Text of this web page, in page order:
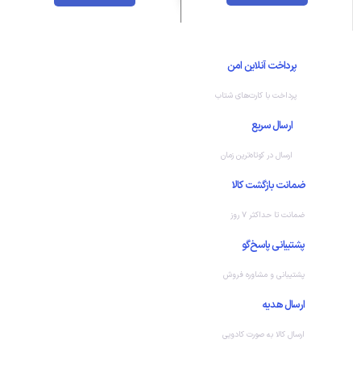
پرداخت آنلاین امن
پرداخت با کارت‌های شتاب
ارسال سریع
ارسال در کوتاه‌ترین زمان
ضمانت بازگشت کالا
ضمانت تا حداکثر ۷ روز
پشتیبانی پاسخ‌گو
پشتیبانی و مشاوره فروش
ارسال هدیه
ارسال کالا به صورت کادویی